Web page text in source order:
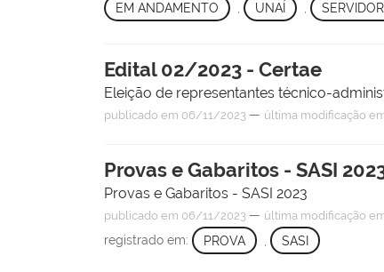
EM ANDAMENTO UNAÍ
Edital 02/2023 - Certae
Eleição de representantes técnico-
publicado em 06/11/2023 — última modificação
Provas e Gabaritos - SASI
Provas e Gabaritos - SASI 2023
publicado em 06/11/2023 — última modificação
registrado em: PROVA SASI